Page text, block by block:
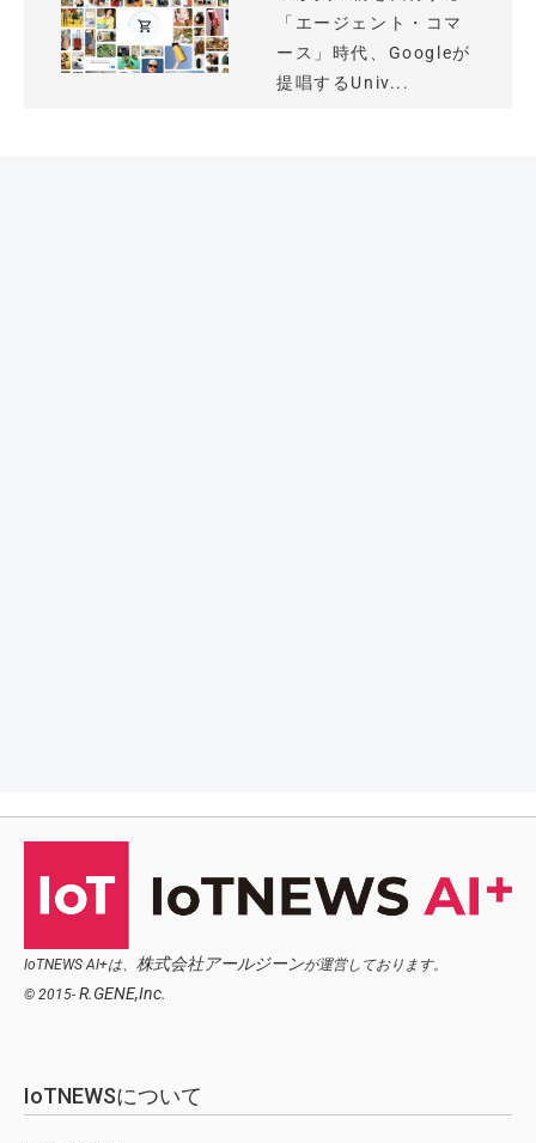
「エージェント・コマ
ース」時代、Googleが
提唱するUniv...
IoTNEWS AI+は、 株式会社アールジーンが運営しております。
© 2015- R.GENE,Inc.
IoTNEWSについて